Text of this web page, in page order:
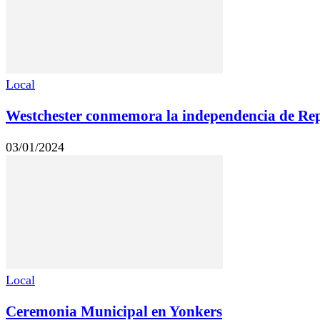
Local
Westchester conmemora la independencia de
03/01/2024
Local
Ceremonia Municipal en Yonkers